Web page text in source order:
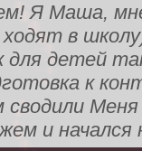
Я Маша,
в
для детей
к
и начался